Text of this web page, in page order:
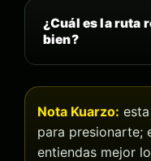
¿Cuál es la ruta
bien?
Nota Kuarzo:
para presionarte;
entiendas mejor